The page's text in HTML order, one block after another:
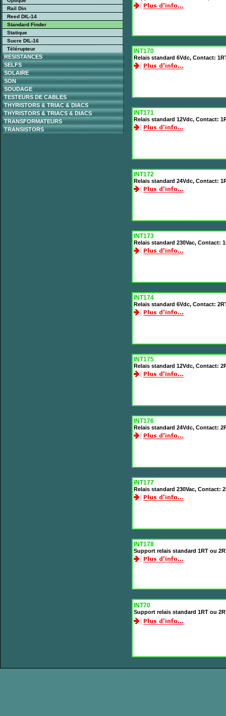
Rail Din
Reed DIL-14
Standard Finder
Statique
Sucre DIL-16
Télérupteur
RESISTANCES
SELFS
SOLAIRE
SON
SOUDAGE
TESTEURS DE CABLES
THYRISTORS & TRIAC & DIACS
THYRISTORS & TRIACS & DIACS
TRANSFORMATEURS
TRANSISTORS
INT170
Relais standard 6Vdc, Contact:
INT171
Relais standard 12Vdc, Contact:
INT172
Relais standard 24Vdc, Contact:
INT173
Relais standard 230Vac, Contact:
INT174
Relais standard 6Vdc, Contact:
INT175
Relais standard 12Vdc, Contact:
INT176
Relais standard 24Vdc, Contact:
INT177
Relais standard 230Vac, Contact:
INT178
Support relais standard 1RT ou
INT70
Support relais standard 1RT ou